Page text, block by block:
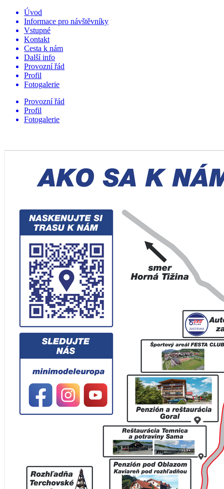
Úvod
Informace pro návštěvníky
Vstupné
Kontakt
Cesta k nám
Další info
Provozní řád
Profil
Fotogalerie
Provozní řád
Profil
Fotogalerie